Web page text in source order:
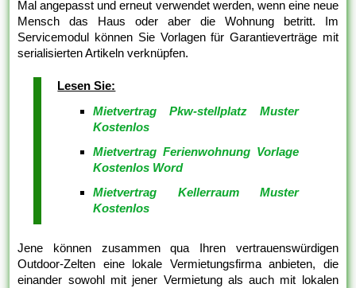
Mal angepasst und erneut verwendet werden, wenn eine neue
Mensch das Haus oder aber die Wohnung betritt. Im
Servicemodul können Sie Vorlagen für Garantieverträge mit
serialisierten Artikeln verknüpfen.
Lesen Sie:
Mietvertrag Pkw-stellplatz Muster
Kostenlos
Mietvertrag Ferienwohnung Vorlage
Kostenlos Word
Mietvertrag Kellerraum Muster
Kostenlos
Jene können zusammen qua Ihren vertrauenswürdigen
Outdoor-Zelten eine lokale Vermietungsfirma anbieten, die
einander sowohl mit jener Vermietung als auch mit lokalen